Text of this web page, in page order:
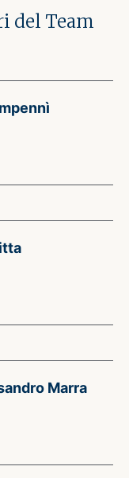
del Team
Marra